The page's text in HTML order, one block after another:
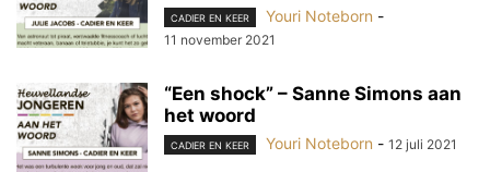
CADIER EN KEER Youri Noteborn -
11 november 2021
“Een shock” – Sanne Simons aan
het woord
CADIER EN KEER Youri Noteborn - 12 juli 2021